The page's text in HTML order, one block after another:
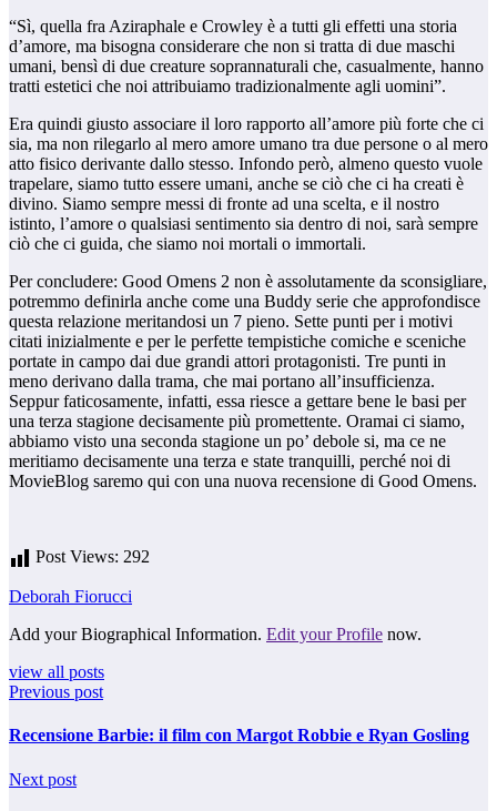
“Sì, quella fra Aziraphale e Crowley è a tutti gli effetti una storia
d’amore, ma bisogna considerare che non si tratta di due maschi
umani, bensì di due creature soprannaturali che, casualmente, hanno
tratti estetici che noi attribuiamo tradizionalmente agli uomini”.
Era quindi giusto associare il loro rapporto all’amore più forte che ci
sia, ma non rilegarlo al mero amore umano tra due persone o al mero
atto fisico derivante dallo stesso. Infondo però, almeno questo vuole
trapelare, siamo tutto essere umani, anche se ciò che ci ha creati è
divino. Siamo sempre messi di fronte ad una scelta, e il nostro
istinto, l’amore o qualsiasi sentimento sia dentro di noi, sarà sempre
ciò che ci guida, che siamo noi mortali o immortali.
Per concludere: Good Omens 2 non è assolutamente da sconsigliare,
potremmo definirla anche come una Buddy serie che approfondisce
questa relazione meritandosi un 7 pieno. Sette punti per i motivi
citati inizialmente e per le perfette tempistiche comiche e sceniche
portate in campo dai due grandi attori protagonisti. Tre punti in
meno derivano dalla trama, che mai portano all’insufficienza.
Seppur faticosamente, infatti, essa riesce a gettare bene le basi per
una terza stagione decisamente più promettente. Oramai ci siamo,
abbiamo visto una seconda stagione un po’ debole si, ma ce ne
meritiamo decisamente una terza e state tranquilli, perché noi di
MovieBlog saremo qui con una nuova recensione di Good Omens.
Post Views: 292
Deborah Fiorucci
Add your Biographical Information. Edit your Profile now.
view all posts
Previous post
Recensione Barbie: il film con Margot Robbie e Ryan Gosling
Next post